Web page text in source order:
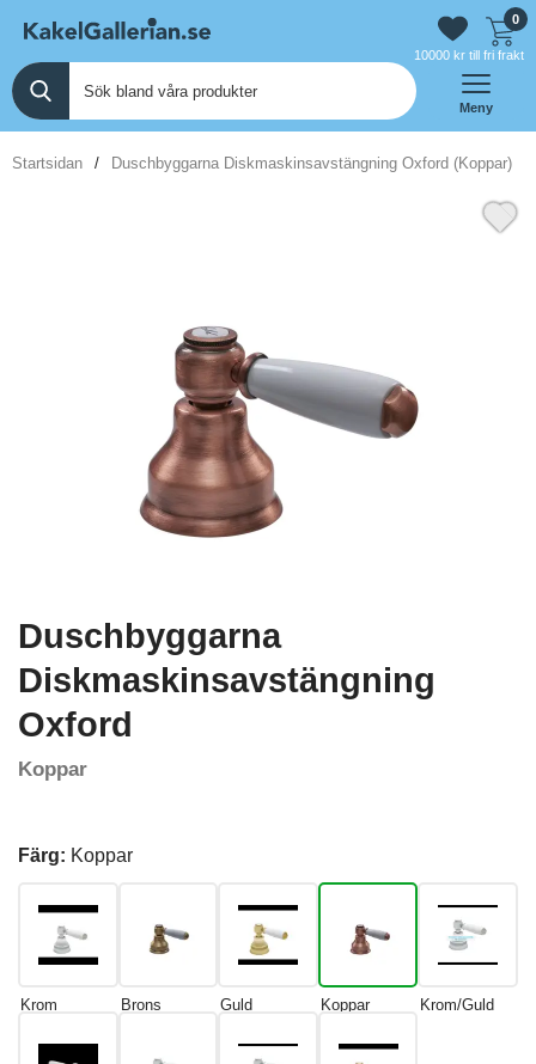
0
10000 kr till fri frakt
Meny
Startsidan Duschbyggarna Diskmaskinsavstängning Oxford (Koppar)
Duschbyggarna
Diskmaskinsavstängning
Oxford
Koppar
Färg: Koppar
Krom Brons Guld Koppar Krom/Guld